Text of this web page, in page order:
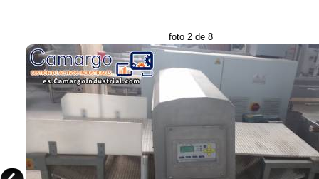
foto 2 de 8